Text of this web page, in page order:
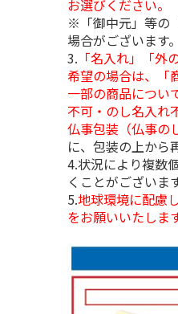
お選びください。
※「御中元」等の
場合がございます。
3. 「名入れ」「
希望の場合は、「
一部の商品につい
不可・のし名入れ
仏事包装（仏事の
に、包装の上から
4.状況により複数
くことがございます
5.地球環境に配慮
をお願いいたします